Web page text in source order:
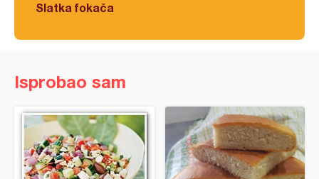
Slatka fokača
Isprobao sam